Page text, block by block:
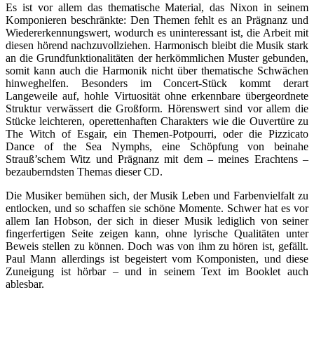
Es ist vor allem das thematische Material, das Nixon in seinem
Komponieren beschränkte: Den Themen fehlt es an Prägnanz und
Wiedererkennungswert, wodurch es uninteressant ist, die Arbeit mit
diesen hörend nachzuvollziehen. Harmonisch bleibt die Musik stark
an die Grundfunktionalitäten der herkömmlichen Muster gebunden,
somit kann auch die Harmonik nicht über thematische Schwächen
hinweghelfen. Besonders im Concert-Stück kommt derart
Langeweile auf, hohle Virtuosität ohne erkennbare übergeordnete
Struktur verwässert die Großform. Hörenswert sind vor allem die
Stücke leichteren, operettenhaften Charakters wie die Ouvertüre zu
The Witch of Esgair, ein Themen-Potpourri, oder die Pizzicato
Dance of the Sea Nymphs, eine Schöpfung von beinahe
Strauß’schem Witz und Prägnanz mit dem – meines Erachtens –
bezauberndsten Themas dieser CD.
Die Musiker bemühen sich, der Musik Leben und Farbenvielfalt zu
entlocken, und so schaffen sie schöne Momente. Schwer hat es vor
allem Ian Hobson, der sich in dieser Musik lediglich von seiner
fingerfertigen Seite zeigen kann, ohne lyrische Qualitäten unter
Beweis stellen zu können. Doch was von ihm zu hören ist, gefällt.
Paul Mann allerdings ist begeistert vom Komponisten, und diese
Zuneigung ist hörbar – und in seinem Text im Booklet auch
ablesbar.